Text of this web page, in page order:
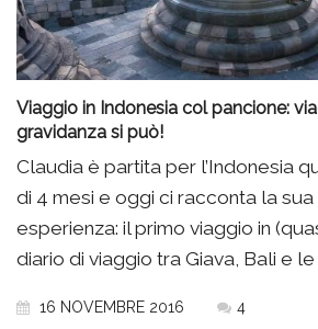
Viaggio in Indonesia col pancione:
gravidanza si può!
Claudia è partita per l’Indonesia
di 4 mesi e oggi ci racconta la
esperienza: il primo viaggio in
diario di viaggio tra Giava, Bali e le
16 NOVEMBRE 2016 4